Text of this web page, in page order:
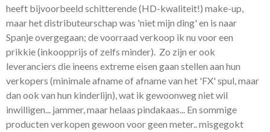
heeft bijvoorbeeld schitterende (HD-kwaliteit!) make-up,
maar het distributeurschap was 'niet mijn ding' en is naar
Spanje overgegaan; de voorraad verkoop ik nu voor een
prikkie (inkoopprijs of zelfs minder). Zo zijn er ook
leveranciers die ineens extreme eisen gaan stellen aan hun
verkopers (minimale afname of afname van het 'FX' spul, maar
dan ook van hun kinderlijn), wat ik gewoonweg niet wil
inwilligen... jammer, maar helaas pindakaas... En sommige
producten verkopen gewoon voor geen meter.. misgegokt